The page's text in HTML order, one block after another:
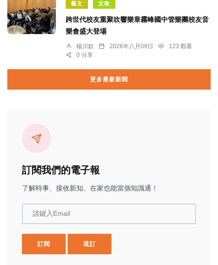
藝文 文教
跨世代校友重聚吹響樂章霧峰國中管樂團校友音
樂會盛大登場
楊川欽 2026年八月09日
123 觀看
0 分享
更多最新新聞
訂閱我們的電子報
了解時事、接收新知、在家也能當個知識通！
請鍵入Email
訂閱 退訂